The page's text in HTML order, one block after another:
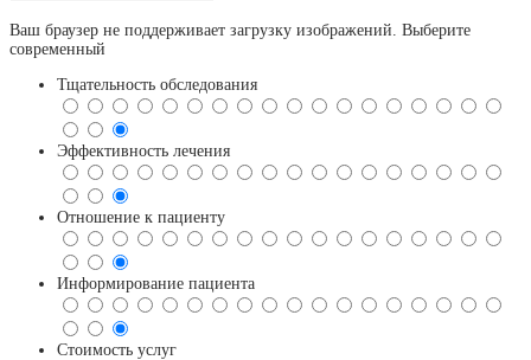
Ваш браузер не поддерживает загрузку изображений. Выберите
современный
Тщательность обследования
Эффективность лечения
Отношение к пациенту
Информирование пациента
Стоимость услуг